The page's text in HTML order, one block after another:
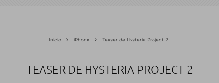
Inicio iPhone Teaser de Hysteria Project 2
TEASER DE HYSTERIA PROJECT 2